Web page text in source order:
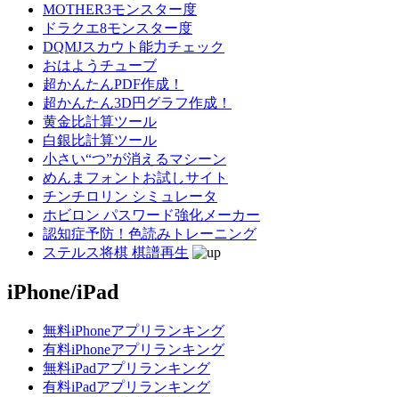
MOTHER3モンスター度
ドラクエ8モンスター度
DQMJスカウト能力チェック
おはようチューブ
超かんたんPDF作成！
超かんたん3D円グラフ作成！
黄金比計算ツール
白銀比計算ツール
小さい“つ”が消えるマシーン
めんまフォントお試しサイト
チンチロリン シミュレータ
ホビロン パスワード強化メーカー
認知症予防！色読みトレーニング
ステルス将棋 棋譜再生
iPhone/iPad
無料iPhoneアプリランキング
有料iPhoneアプリランキング
無料iPadアプリランキング
有料iPadアプリランキング